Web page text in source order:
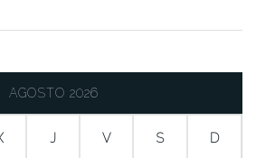
AGOSTO 2026
J V S D